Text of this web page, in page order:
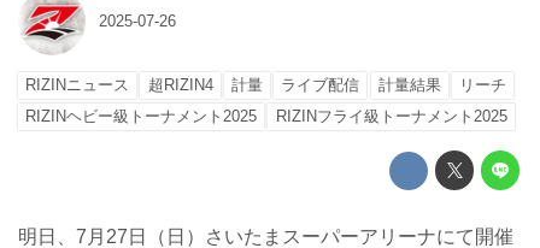
2025-07-26
RIZINニュース 超RIZIN4 計量 ライブ配信 計量結果
リーチ
RIZINヘビー級トーナメント2025
RIZINフライ級トーナメント2025
明日、7月27日（日）さいたまスーパーアリーナにて開催